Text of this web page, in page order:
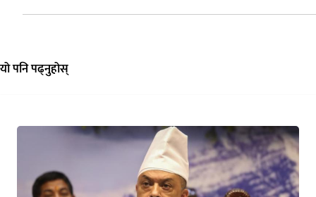
यो पनि पढ्नुहोस्